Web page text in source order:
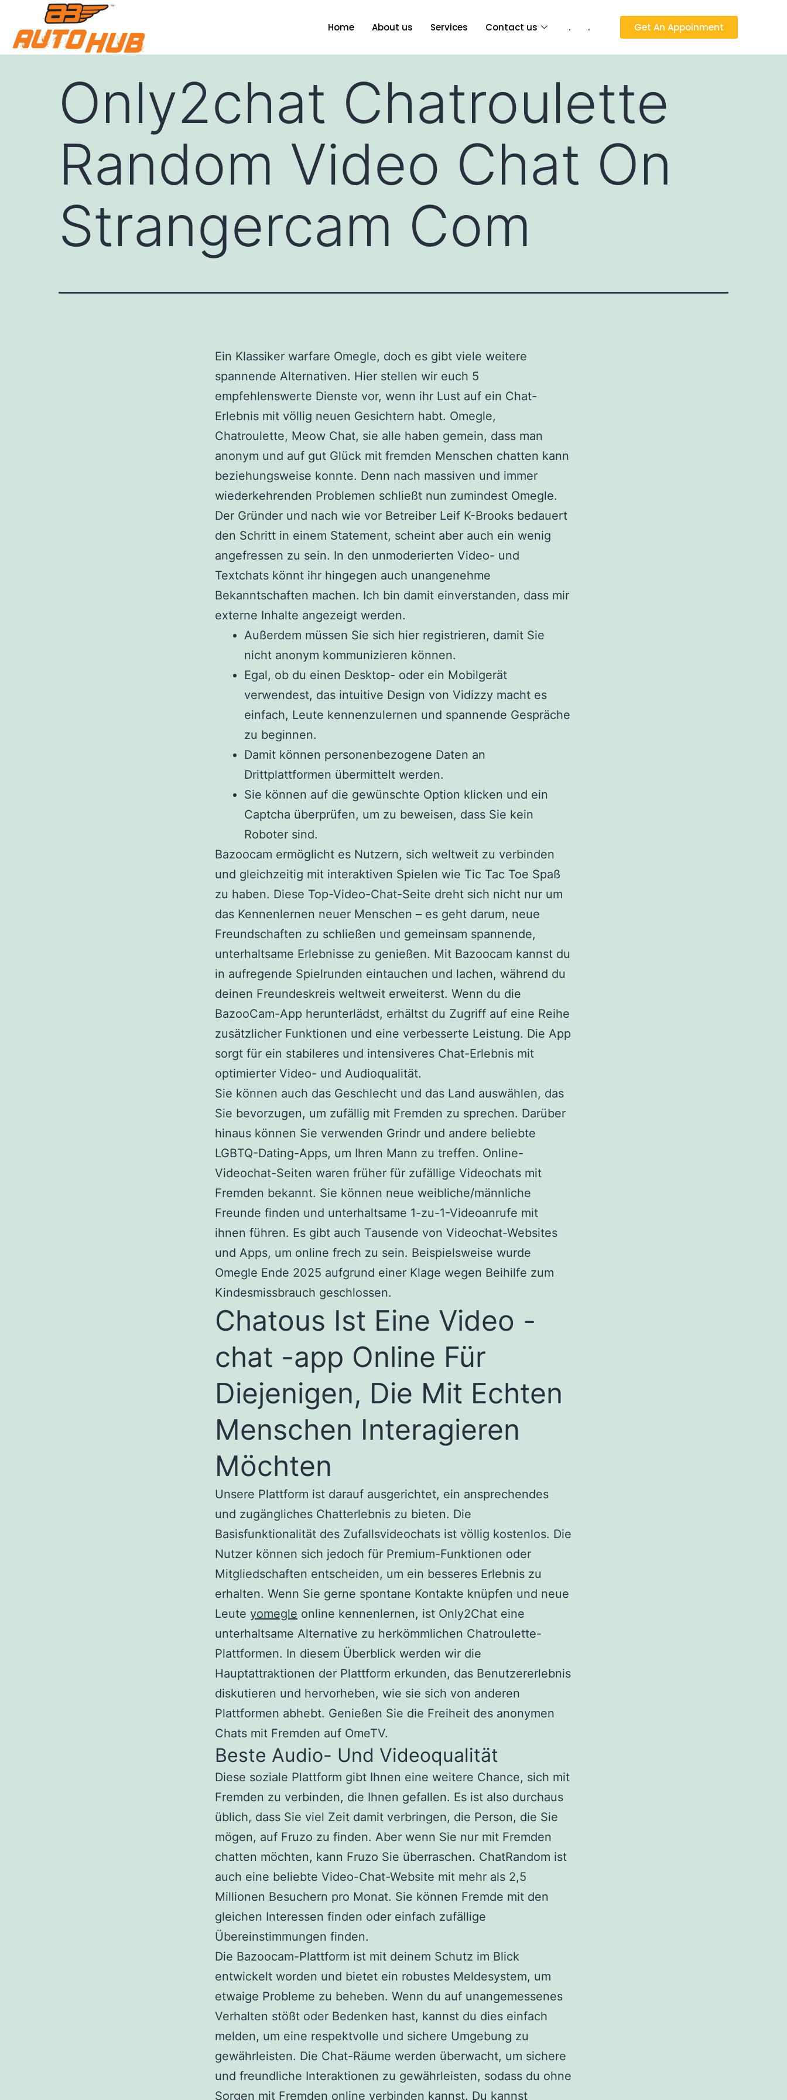
Home About us Services Contact us . . Get An Appoinment
Only2chat Chatroulette
Random Video Chat On
Strangercam Com
Ein Klassiker warfare Omegle, doch es gibt viele weitere
spannende Alternativen. Hier stellen wir euch 5
empfehlenswerte Dienste vor, wenn ihr Lust auf ein Chat-
Erlebnis mit völlig neuen Gesichtern habt. Omegle,
Chatroulette, Meow Chat, sie alle haben gemein, dass man
anonym und auf gut Glück mit fremden Menschen chatten kann
beziehungsweise konnte. Denn nach massiven und immer
wiederkehrenden Problemen schließt nun zumindest Omegle.
Der Gründer und nach wie vor Betreiber Leif K-Brooks bedauert
den Schritt in einem Statement, scheint aber auch ein wenig
angefressen zu sein. In den unmoderierten Video- und
Textchats könnt ihr hingegen auch unangenehme
Bekanntschaften machen. Ich bin damit einverstanden, dass mir
externe Inhalte angezeigt werden.
Außerdem müssen Sie sich hier registrieren, damit Sie
nicht anonym kommunizieren können.
Egal, ob du einen Desktop- oder ein Mobilgerät
verwendest, das intuitive Design von Vidizzy macht es
einfach, Leute kennenzulernen und spannende Gespräche
zu beginnen.
Damit können personenbezogene Daten an
Drittplattformen übermittelt werden.
Sie können auf die gewünschte Option klicken und ein
Captcha überprüfen, um zu beweisen, dass Sie kein
Roboter sind.
Bazoocam ermöglicht es Nutzern, sich weltweit zu verbinden
und gleichzeitig mit interaktiven Spielen wie Tic Tac Toe Spaß
zu haben. Diese Top-Video-Chat-Seite dreht sich nicht nur um
das Kennenlernen neuer Menschen – es geht darum, neue
Freundschaften zu schließen und gemeinsam spannende,
unterhaltsame Erlebnisse zu genießen. Mit Bazoocam kannst du
in aufregende Spielrunden eintauchen und lachen, während du
deinen Freundeskreis weltweit erweiterst. Wenn du die
BazooCam-App herunterlädst, erhältst du Zugriff auf eine Reihe
zusätzlicher Funktionen und eine verbesserte Leistung. Die App
sorgt für ein stabileres und intensiveres Chat-Erlebnis mit
optimierter Video- und Audioqualität.
Sie können auch das Geschlecht und das Land auswählen, das
Sie bevorzugen, um zufällig mit Fremden zu sprechen. Darüber
hinaus können Sie verwenden Grindr und andere beliebte
LGBTQ-Dating-Apps, um Ihren Mann zu treffen. Online-
Videochat-Seiten waren früher für zufällige Videochats mit
Fremden bekannt. Sie können neue weibliche/männliche
Freunde finden und unterhaltsame 1-zu-1-Videoanrufe mit
ihnen führen. Es gibt auch Tausende von Videochat-Websites
und Apps, um online frech zu sein. Beispielsweise wurde
Omegle Ende 2025 aufgrund einer Klage wegen Beihilfe zum
Kindesmissbrauch geschlossen.
Chatous Ist Eine Video -
chat -app Online Für
Diejenigen, Die Mit Echten
Menschen Interagieren
Möchten
Unsere Plattform ist darauf ausgerichtet, ein ansprechendes
und zugängliches Chatterlebnis zu bieten. Die
Basisfunktionalität des Zufallsvideochats ist völlig kostenlos. Die
Nutzer können sich jedoch für Premium-Funktionen oder
Mitgliedschaften entscheiden, um ein besseres Erlebnis zu
erhalten. Wenn Sie gerne spontane Kontakte knüpfen und neue
Leute yomegle online kennenlernen, ist Only2Chat eine
unterhaltsame Alternative zu herkömmlichen Chatroulette-
Plattformen. In diesem Überblick werden wir die
Hauptattraktionen der Plattform erkunden, das Benutzererlebnis
diskutieren und hervorheben, wie sie sich von anderen
Plattformen abhebt. Genießen Sie die Freiheit des anonymen
Chats mit Fremden auf OmeTV.
Beste Audio- Und Videoqualität
Diese soziale Plattform gibt Ihnen eine weitere Chance, sich mit
Fremden zu verbinden, die Ihnen gefallen. Es ist also durchaus
üblich, dass Sie viel Zeit damit verbringen, die Person, die Sie
mögen, auf Fruzo zu finden. Aber wenn Sie nur mit Fremden
chatten möchten, kann Fruzo Sie überraschen. ChatRandom ist
auch eine beliebte Video-Chat-Website mit mehr als 2,5
Millionen Besuchern pro Monat. Sie können Fremde mit den
gleichen Interessen finden oder einfach zufällige
Übereinstimmungen finden.
Die Bazoocam-Plattform ist mit deinem Schutz im Blick
entwickelt worden und bietet ein robustes Meldesystem, um
etwaige Probleme zu beheben. Wenn du auf unangemessenes
Verhalten stößt oder Bedenken hast, kannst du dies einfach
melden, um eine respektvolle und sichere Umgebung zu
gewährleisten. Die Chat-Räume werden überwacht, um sichere
und freundliche Interaktionen zu gewährleisten, sodass du ohne
Sorgen mit Fremden online verbinden kannst. Du kannst